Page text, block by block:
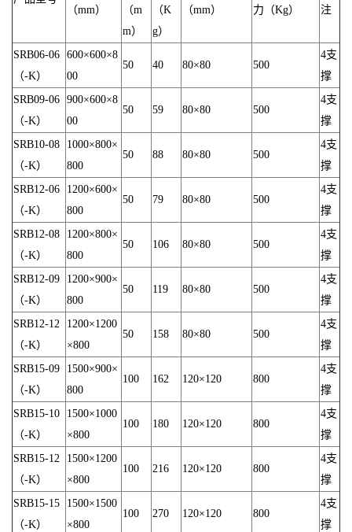
（mm）
（m
m）
（K
g）
（mm）
力（Kg）
注
SRB06-06
（-K）
600×600×8
00
50 40 80×80 500
4支
撑
SRB09-06
（-K）
900×600×8
00
50 59 80×80 500
4支
撑
SRB10-08
（-K）
1000×800×
800
50 88 80×80 500
4支
撑
SRB12-06
（-K）
1200×600×
800
50 79 80×80 500
4支
撑
SRB12-08
（-K）
1200×800×
800
50 106 80×80 500
4支
撑
SRB12-09
（-K）
1200×900×
800
50 119 80×80 500
4支
撑
SRB12-12
（-K）
1200×1200
×800
50 158 80×80 500
4支
撑
SRB15-09
（-K）
1500×900×
800
100 162 120×120 800
4支
撑
SRB15-10
（-K）
1500×1000
×800
100 180 120×120 800
4支
撑
SRB15-12
（-K）
1500×1200
×800
100 216 120×120 800
4支
撑
SRB15-15
（-K）
1500×1500
×800
100 270 120×120 800
4支
撑